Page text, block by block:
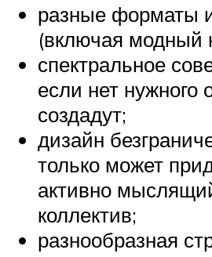
разные форматы
(включая модный
спектральное
если нет нужного
создадут;
дизайн
только может
активно
коллектив;
разнообразная